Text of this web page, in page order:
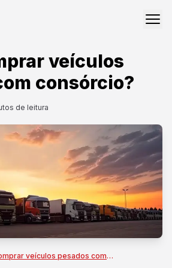
veículos
consórcio?
de leitura
Como comprar veículos pesados com consórcio?